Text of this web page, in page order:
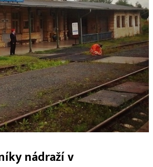
nádraží v